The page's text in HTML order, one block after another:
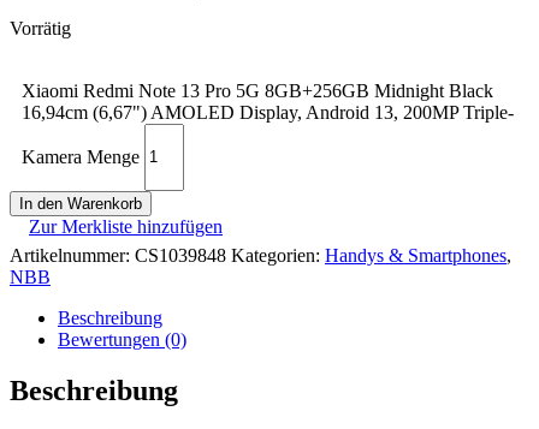
Xiaomi Redmi Note 13 Pro 5G 8GB+256GB Midnight Black
16,94cm (6,67") AMOLED Display, Android 13, 200MP Triple-
Kamera Menge
In den Warenkorb
Zur Merkliste hinzufügen
Artikelnummer: CS1039848 Kategorien: Handys & Smartphones,
NBB
Beschreibung
Bewertungen (0)
Beschreibung